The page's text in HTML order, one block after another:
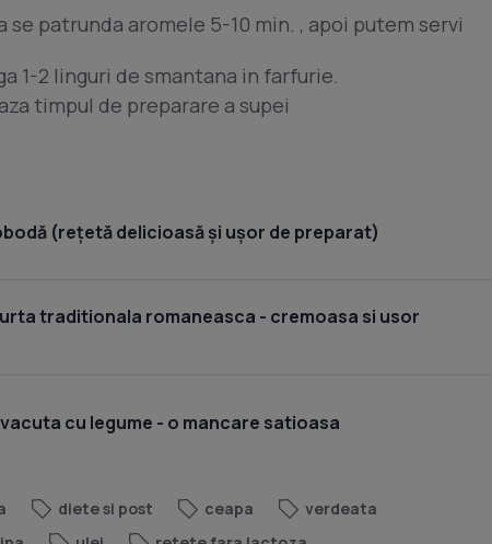
se patrunda aromele 5-10 min. , apoi putem servi
1-2 linguri de smantana in farfurie.
timpul de preparare a supei
(rețetă delicioasă și ușor de preparat)
traditionala romaneasca - cremoasa si usor
cu legume - o mancare satioasa
diete si post ceapa
verdeata